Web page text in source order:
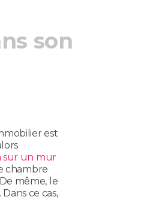
son
est
sur un mur
chambre
même, le
ce cas,